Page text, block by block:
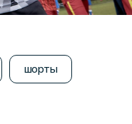
шорты